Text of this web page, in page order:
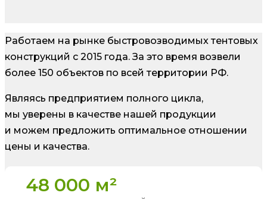
Работаем на рынке быстровозводимых тентовых
конструкций с 2015 года. За это время возвели
более 150 объектов по всей территории РФ.
Являясь предприятием полного цикла,
мы уверены в качестве нашей продукции
и можем предложить оптимальное отношении
цены и качества.
48 000 м²